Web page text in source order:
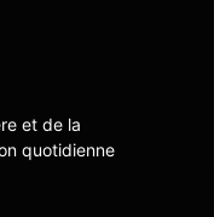
et de la
quotidienne